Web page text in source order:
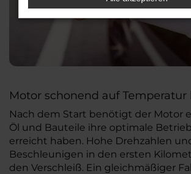
Motor schonend auf Temperatur
Nach dem Start benötigt der Motor
Öl und Bauteile ihre optimale
erreicht haben. Hohe Drehzahlen
Beschleunigen in den ersten
den Verschleiß. Ein gleichmäßiger